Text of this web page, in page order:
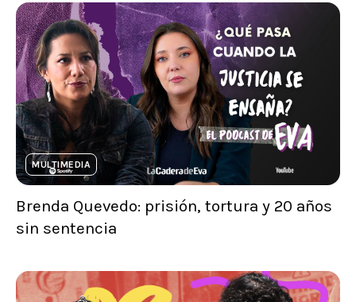
MULTIMEDIA
Brenda Quevedo: prisión, tortura y 20 años
sin sentencia